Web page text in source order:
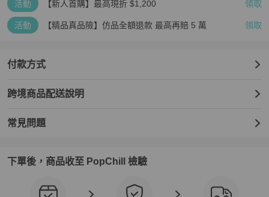
活動 【新人首購】最高現折 $1,200 領取
活動 【精品真品險】仿品全額退款 最高再賠 5 萬 領取
付款方式
跨境商品配送說明
常見問題
下單後，商品收至 PopChill 檢驗